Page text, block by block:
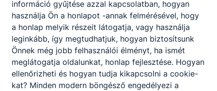
letételéig térítésmentesen tanulhatnak azok, akik
még nem rendelkeznek az új szakképzési
rendszerben szerzett szakképesítéssel.
A szakképző intézmény szakmai programjában
meghatározottak szerint, az intézmény
igazgatójának döntése alapján lehetőség van a
korábbi tanulmányok, megszerzett ismeretek és
információ gyűjtése azzal kapcsolatban, hogyan
használja Ön a honlapot -annak felmérésével, hogy
a honlap melyik részeit látogatja, vagy használja
leginkább, így megtudhatjuk, hogyan biztosítsunk
Önnek még jobb felhasználói élményt, ha ismét
meglátogatja oldalunkat, honlap fejlesztése. Hogyan
ellenőrizheti és hogyan tudja kikapcsolni a cookie-
kat? Minden modern böngésző engedélyezi a